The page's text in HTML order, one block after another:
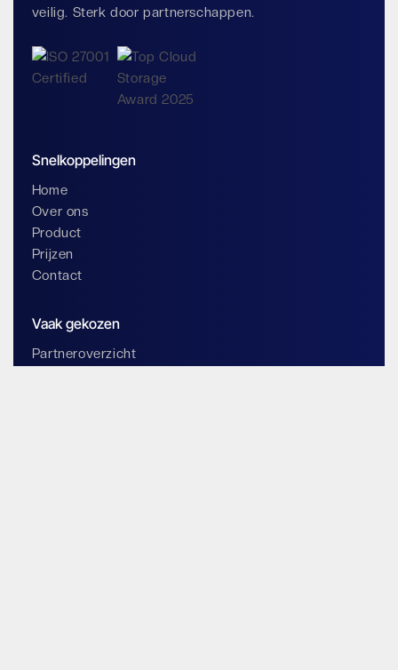
veilig. Sterk door partnerschappen.
Snelkoppelingen
Home
Over ons
Product
Prijzen
Contact
Vaak gekozen
Partneroverzicht